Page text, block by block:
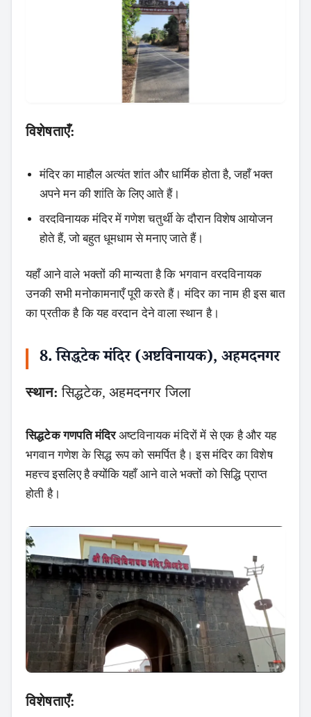
विशेषताएँ:
मंदिर का माहौल अत्यंत शांत और धार्मिक होता है, जहाँ भक्त
अपने मन की शांति के लिए आते हैं।
वरदविनायक मंदिर में गणेश चतुर्थी के दौरान विशेष आयोजन
होते हैं, जो बहुत धूमधाम से मनाए जाते हैं।
यहाँ आने वाले भक्तों की मान्यता है कि भगवान वरदविनायक
उनकी सभी मनोकामनाएँ पूरी करते हैं। मंदिर का नाम ही इस बात
का प्रतीक है कि यह वरदान देने वाला स्थान है।
8. सिद्धटेक मंदिर (अष्टविनायक), अहमदनगर
स्थान: सिद्धटेक, अहमदनगर जिला
सिद्धटेक गणपति मंदिरअष्टविनायक मंदिरों में से एक है और यह
भगवान गणेश के सिद्ध रूप को समर्पित है। इस मंदिर का विशेष
महत्त्व इसलिए है क्योंकि यहाँ आने वाले भक्तों को सिद्धि प्राप्त
होती है।
विशेषताएँ: